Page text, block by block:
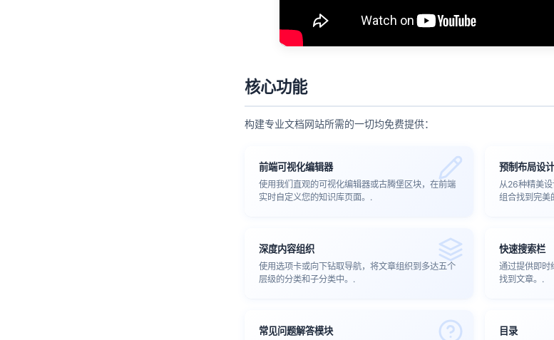
核心功能
构建专业文档网站所需的一切均免费提供：
前端可视化编辑器
使用我们直观的可视化编辑器或古腾堡区块，在前端
实时自定义您的知识库页面。.
预制布局设计
从26种精美
组合找到完美
深度内容组织
使用选项卡或向下钻取导航，将文章组织到多达五个
层级的分类和子分类中。.
快速搜索栏
通过提供即时
找到文章。.
常见问题解答模块 目录